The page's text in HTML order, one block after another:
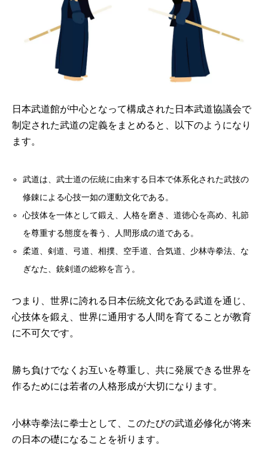
日本武道館が中心となって構成された日本武道協議会で
制定された武道の定義をまとめると、以下のようになり
ます。
武道は、武士道の伝統に由来する日本で体系化された武技の
修錬による心技一如の運動文化である。
心技体を一体として鍛え、人格を磨き、道徳心を高め、礼節
を尊重する態度を養う、人間形成の道である。
柔道、剣道、弓道、相撲、空手道、合気道、少林寺拳法、な
ぎなた、銃剣道の総称を言う。
つまり、世界に誇れる日本伝統文化である武道を通じ、
心技体を鍛え、世界に通用する人間を育てることが教育
に不可欠です。
勝ち負けでなくお互いを尊重し、共に発展できる世界を
作るためには若者の人格形成が大切になります。
小林寺拳法に拳士として、このたびの武道必修化が将来
の日本の礎になることを祈ります。